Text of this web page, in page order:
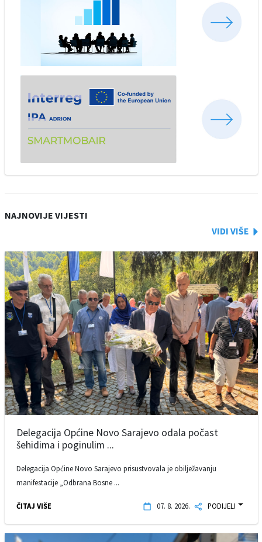
NAJNOVIJE VIJESTI
Delegacija Općine Novo Sarajevo odala počast
šehidima i poginulim ...
Delegacija Općine Novo Sarajevo prisustvovala je obilježavanju
manifestacije „Odbrana Bosne ...
ČITAJ VIŠE 07. 8. 2026. PODIJELI